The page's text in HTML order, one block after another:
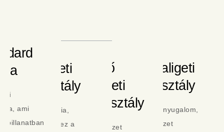
ami
pillanatban
Főépületi
Lakosztály
Tér, elegancia,
nyugalom – ez a
Külső
Emeleti
Lakosztály
A természet
Nyírfaligeti
Lakosztály
Exkluzív nyugalom,
a természet